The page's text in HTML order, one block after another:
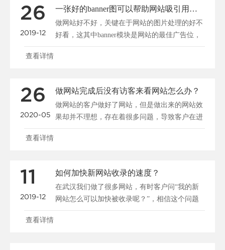
26
2019-12
一张好的banner图可以帮助网站吸引用户、促进转化
做网站好不好，关键在于网站的图片处理的好不
好看，这其中banner模块是网站的最佳广告位，
一张好的b......
查看详情
26
2020-05
做网站完成后没有访客来看网站怎么办？
做网站的客户做好了网站，但是做出来的网站效
果却并不理想，存在着很多问题，导致客户在进
入网站后停留很短......
查看详情
11
2019-12
如何加快新网站收录的速度？
在武汉我们做了很多网站，有时客户问“我的新
网站怎么可以加快被收录呢？”，相信这个问题
大家都很关心，所......
查看详情